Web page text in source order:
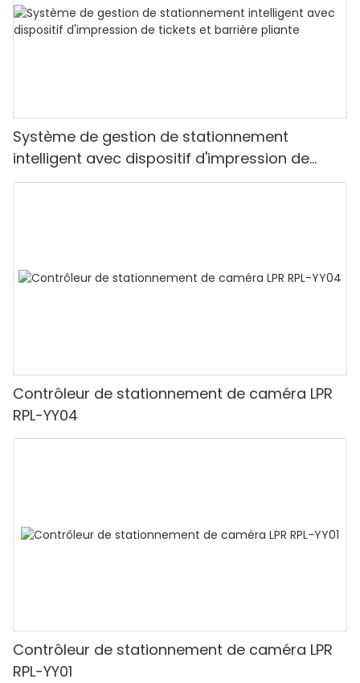
Système de gestion de stationnement
intelligent avec dispositif d'impression de
tickets et barrière pliante
Contrôleur de stationnement de caméra LPR
RPL-YY04
Contrôleur de stationnement de caméra LPR
RPL-YY01